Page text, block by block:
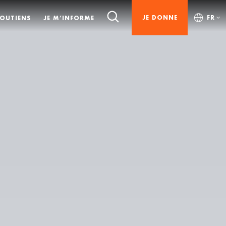
JE M’INFORME JE DONNE FR